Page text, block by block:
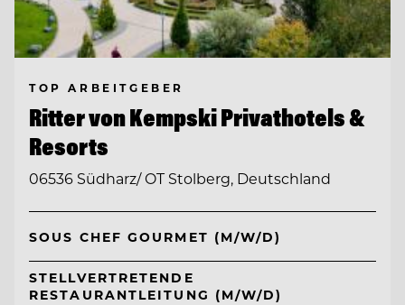
TOP ARBEITGEBER
Ritter von Kempski Privathotels &
Resorts
06536 Südharz/ OT Stolberg, Deutschland
SOUS CHEF GOURMET (M/W/D)
STELLVERTRETENDE
RESTAURANTLEITUNG (M/W/D)